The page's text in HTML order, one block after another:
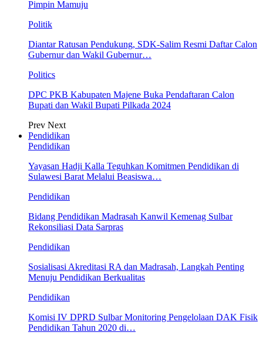
Pimpin Mamuju
Politik
Diantar Ratusan Pendukung, SDK-Salim Resmi Daftar Calon
Gubernur dan Wakil Gubernur…
Politics
DPC PKB Kabupaten Majene Buka Pendaftaran Calon
Bupati dan Wakil Bupati Pilkada 2024
Prev Next
Pendidikan
Pendidikan
Yayasan Hadji Kalla Teguhkan Komitmen Pendidikan di
Sulawesi Barat Melalui Beasiswa…
Pendidikan
Bidang Pendidikan Madrasah Kanwil Kemenag Sulbar
Rekonsiliasi Data Sarpras
Pendidikan
Sosialisasi Akreditasi RA dan Madrasah, Langkah Penting
Menuju Pendidikan Berkualitas
Pendidikan
Komisi IV DPRD Sulbar Monitoring Pengelolaan DAK Fisik
Pendidikan Tahun 2020 di…